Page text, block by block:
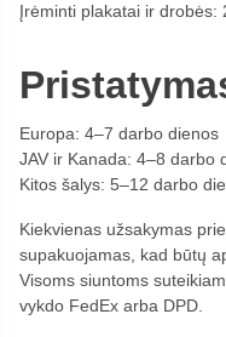
Įrėminti plakatai ir drobės:
Europa: 4–7 darbo dienos
JAV ir Kanada: 4–8 darbo
Kitos šalys: 5–12 darbo
Kiekvienas užsakymas
supakuojamas, kad būtų
Visoms siuntoms
vykdo FedEx arba DPD.